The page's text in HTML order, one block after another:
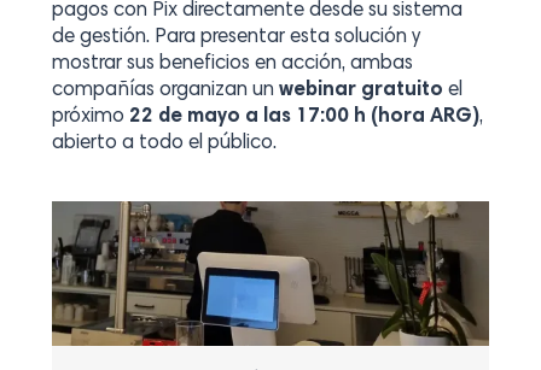
pagos con Pix directamente desde su sistema
de gestión. Para presentar esta solución y
mostrar sus beneficios en acción, ambas
compañías organizan un webinar gratuito el
próximo 22 de mayo a las 17:00 h (hora ARG),
abierto a todo el público.